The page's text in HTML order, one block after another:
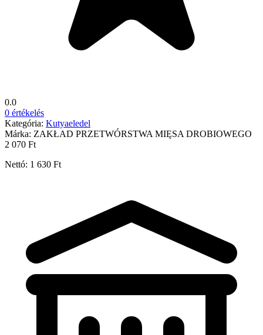
0.0
0 értékelés
Kategória: Kutyaeledel
Márka: ZAKŁAD PRZETWÓRSTWA MIĘSA DROBIOWEGO
2 070 Ft
Nettó: 1 630 Ft